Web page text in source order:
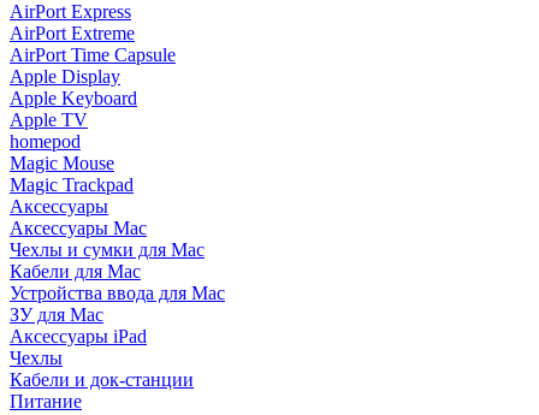
AirPort Express
AirPort Extreme
AirPort Time Capsule
Apple Display
Apple Keyboard
Apple TV
homepod
Magic Mouse
Magic Trackpad
Аксессуары
Аксессуары Mac
Чехлы и сумки для Mac
Кабели для Mac
Устройства ввода для Mac
ЗУ для Mac
Аксессуары iPad
Чехлы
Кабели и док-станции
Питание